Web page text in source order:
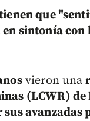
que
sintonía
vieron una
(LCWR) de
avanzadas